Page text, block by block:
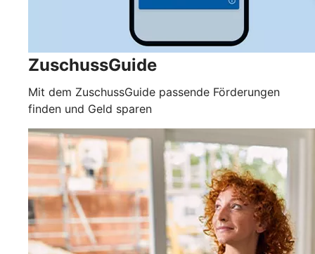
ZuschussGuide
Mit dem ZuschussGuide passende Förderungen
finden und Geld sparen